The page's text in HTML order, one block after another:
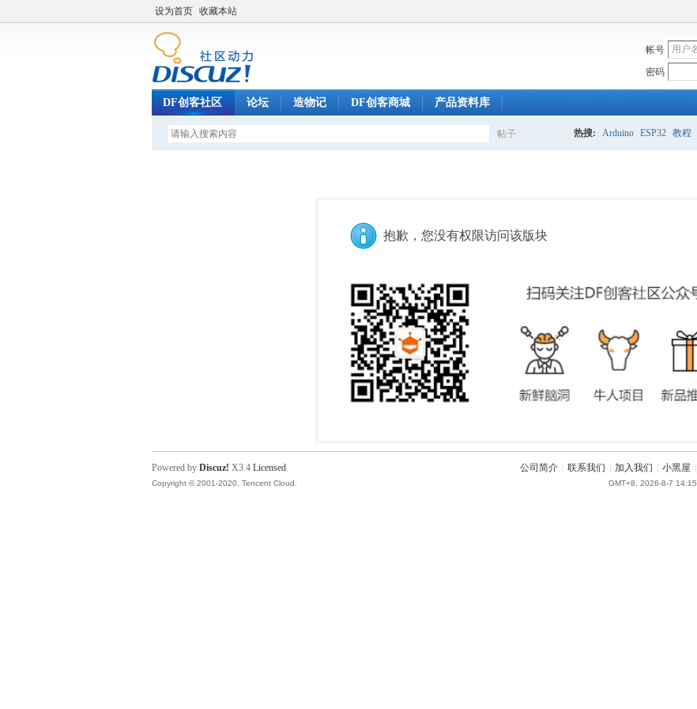
设为首页 收藏本站
帐号
密码
DF创客社区 论坛 造物记 DF创客商城 产品资料库
帖子 热搜: Arduino ESP32 教程
抱歉，您没有权限访问该版块
公司简介 联系我们 加入我们 小黑屋
GMT+8, 2026-8-7 14:15
Powered by Discuz! X3.4 Licensed
Copyright © 2001-2020, Tencent Cloud.